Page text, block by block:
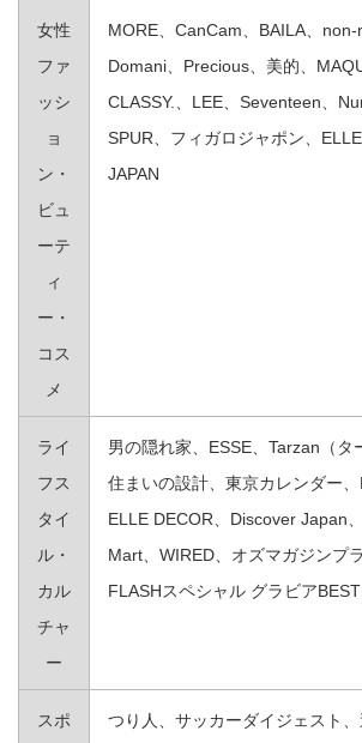
女性
ファ
ッシ
ョ
ン・
ビュ
ーテ
ィ
ー・
コス
メ
MORE、CanCam、BAILA、
Domani、Precious、美的、
CLASSY.、LEE、Seventeen、
SPUR、フィガロジャポン、
JAPAN
ライ
フス
タイ
ル・
カル
チャ
ー
男の隠れ家、ESSE、Tarzan（タ
住まいの設計、東京カレンダー、
ELLE DECOR、Discover Japan
Mart、WIRED、オズマガジンプ
FLASHスペシャル グラビア
スポ
つり人、サッカーダイジェスト